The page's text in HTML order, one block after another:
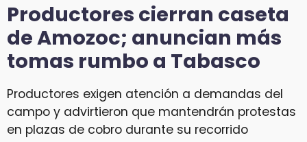
Productores cierran caseta
de Amozoc; anuncian más
tomas rumbo a Tabasco
Productores exigen atención a demandas del
campo y advirtieron que mantendrán protestas
en plazas de cobro durante su recorrido